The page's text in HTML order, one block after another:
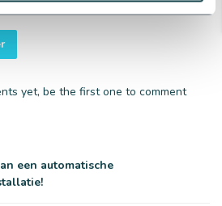
yet, be the first one to comment
een automatische